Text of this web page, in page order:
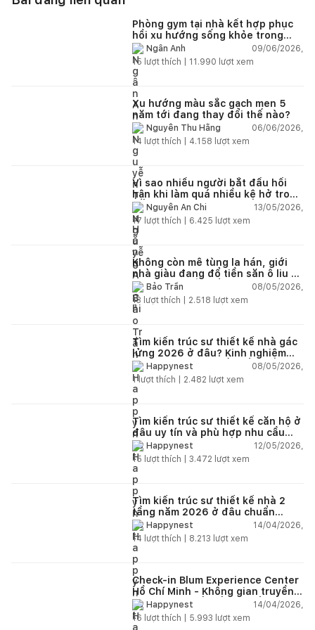
Phòng gym tại nhà kết hợp phục
hồi xu hướng sống khỏe trong
nhà hiện đại
Ngân Anh
09/06/2026,
15 lượt thích | 11.990 lượt xem
Xu hướng màu sắc gạch men 5
năm tới đang thay đổi thế nào?
Nguyễn Thu Hằng
06/06/2026,
14 lượt thích | 4.158 lượt xem
Vì sao nhiều người bắt đầu hối
hận khi làm quá nhiều kệ hở trong
bếp?Nguyễn An Chi
13/05/2026,
17 lượt thích | 6.425 lượt xem
Không còn mê tùng la hán, giới
nhà giàu đang đổ tiền săn ô liu cổ
thụ từ châu Âu về ban công
Bảo Trần
08/05/2026,
13 lượt thích | 2.518 lượt xem
Tìm kiến trúc sư thiết kế nhà gác
lửng 2026 ở đâu? Kinh nghiệm
chọn đúng tránh tốn tiền
Happynest
08/05/2026,
1lượt thích | 2.482 lượt xem
Tìm kiến trúc sư thiết kế căn hộ ở
đâu uy tín và phù hợp nhu cầu
năm 2026?
Happynest
12/05/2026,
15 lượt thích | 3.472 lượt xem
Tìm kiến trúc sư thiết kế nhà 2
tầng năm 2026 ở đâu chuẩn
nhất?Happynest
14/04/2026,
14 lượt thích | 8.213 lượt xem
Check-in Blum Experience Center
Hồ Chí Minh - Không gian truyền
cảm hứng thiết kế nội thất
Happynest
14/04/2026,
16 lượt thích | 5.993 lượt xem